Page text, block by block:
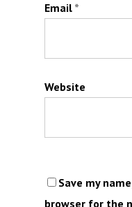
Email *
Website
Save my
browser for the